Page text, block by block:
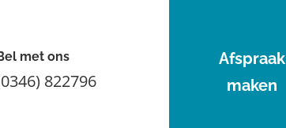
met ons
822796
Afspraak
maken